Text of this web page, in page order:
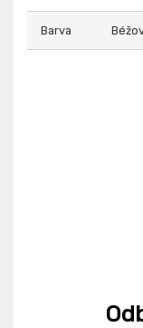
Barva